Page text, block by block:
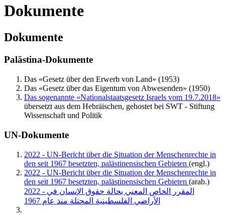
Dokumente
Dokumente
Palästina-Dokumente
Das «Gesetz über den Erwerb von Land» (1953)
Das «Gesetz über das Eigentum von Abwesenden» (1950)
Das sogenannte «Nationalstaatsgesetz Israels vom 19.7.2018»
übersetzt aus dem Hebräischen, gehostet bei SWT - Stiftung
Wissenschaft und Politik
UN-Dokumente
2022 - UN-Bericht über die Situation der Menschenrechte in
den seit 1967 besetzten, palästinensischen Gebieten (engl.)
2022 - UN-Bericht über die Situation der Menschenrechte in
den seit 1967 besetzten, palästinensischen Gebieten (arab.)
2022 - المقرر الخاص المعني بحالة حقوق الإنسان في
الأراضي الفلسطينية المحتلة منذ عام 1967